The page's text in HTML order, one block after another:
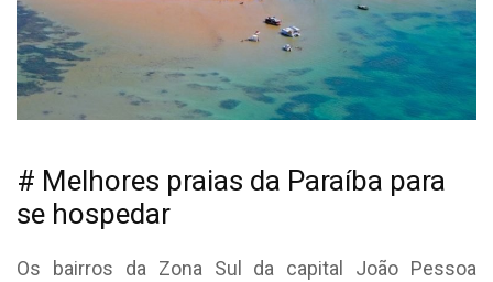
# Melhores praias da Paraíba para
se hospedar
Os bairros da Zona Sul da capital João Pessoa